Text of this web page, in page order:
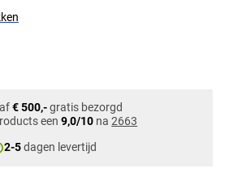
€ 500,-gratis bezorgd
een9,0/10 na2663
2-5dagen levertijd